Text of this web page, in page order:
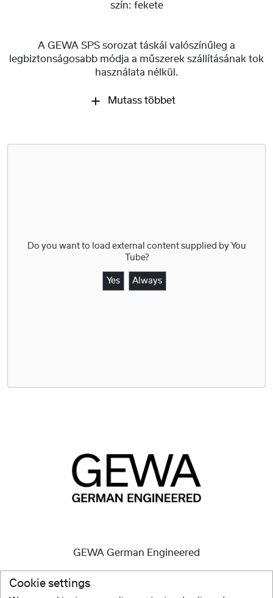
szín: fekete
A GEWA SPS sorozat táskái valószínűleg a
legbiztonságosabb módja a műszerek szállításának tok
használata nélkül.
Mutass többet
Do you want to load external content supplied by You
Tube?
Yes Always
GEWA German Engineered
Küldetésünk a kiváló minőségű műszerek és mindig is
Cookie settings